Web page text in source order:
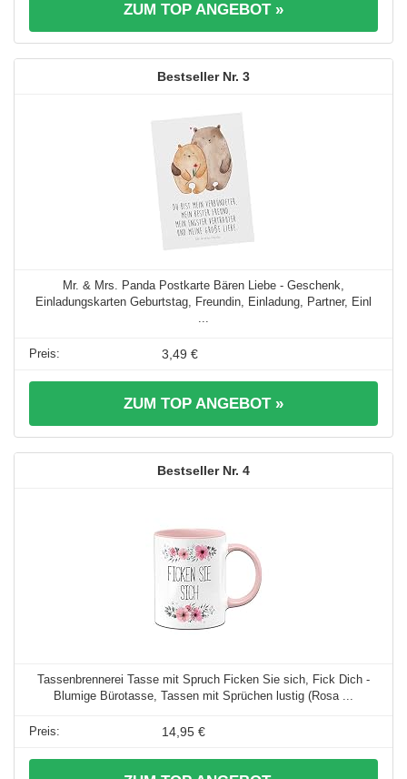
ZUM TOP ANGEBOT »
3
Mr. & Mrs. Panda Postkarte Bären Liebe - Geschenk,
Einladungskarten Geburtstag, Freundin, Einladung, Partner, Einl
...
3,49 €
ZUM TOP ANGEBOT »
4
Tassenbrennerei Tasse mit Spruch Ficken Sie sich, Fick Dich -
Blumige Bürotasse, Tassen mit Sprüchen lustig (Rosa ...
14,95 €